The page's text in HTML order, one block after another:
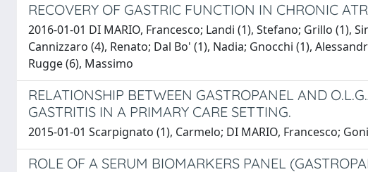
RECOVERY OF GASTRIC FUNCTION IN CHRONIC
2016-01-01 DI MARIO, Francesco; Landi (1), Stefano; Grillo (1),
Cannizzaro (4), Renato; Dal Bo' (1), Nadia; Gnocchi (1),
Rugge (6), Massimo
RELATIONSHIP BETWEEN GASTROPANEL AND
GASTRITIS IN A PRIMARY CARE SETTING.
2015-01-01 Scarpignato (1), Carmelo; DI MARIO, Francesco;
ROLE OF A SERUM BIOMARKERS PANEL